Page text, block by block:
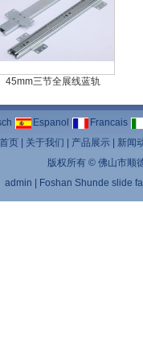
45mm三节全展线蓝轨
Espanol
Francais
首页
关于我们 产品展示
新闻
版权所有 © 佛山市顺
admin
Foshan Shunde slide